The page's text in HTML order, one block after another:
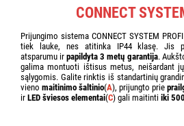
CONNECT
Prijungimo sistema CONNECT SYSTEM
tiek lauke, nes atitinka IP44 klasę. Jis
atsparumu irpapildyta 3 metų garantija.
galima montuoti ištisus metus, neišardant
sąlygomis. Galite rinktis iš standartinių
vieno maitinimo šaltinio(A), prijungto prie
ir LED šviesos elementai(C) gali maitinti iki